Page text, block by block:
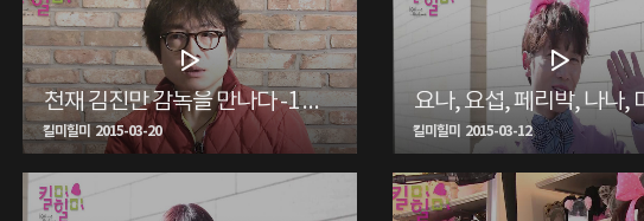
천재 김진만 감독을 만나다 -1 <생생현장>
킬미힐미 2015-03-20 킬미힐미 2015-03-12